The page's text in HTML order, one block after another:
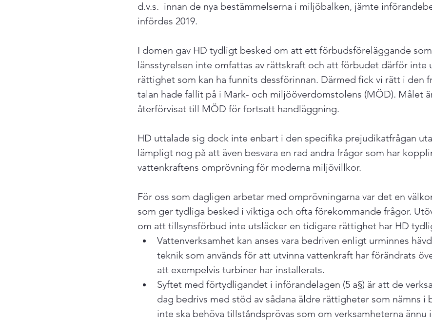
d.v.s.  innan de nya bestämmelserna i miljöbalken, jämte
infördes 2019.
I domen gav HD tydligt besked om att ett förbudsföreläggande
länsstyrelsen inte omfattas av rättskraft och att förbudet därför inte
rättighet som kan ha funnits dessförinnan. Därmed fick vi rätt i den
talan hade fallit på i Mark- och miljööverdomstolens (MÖD). Målet
återförvisat till MÖD för fortsatt handläggning.
HD uttalade sig dock inte enbart i den specifika prejudikatfrågan
lämpligt nog på att även besvara en rad andra frågor som har
vattenkraftens omprövning för moderna miljövillkor.
För oss som dagligen arbetar med omprövningarna var det en
som ger tydliga besked i viktiga och ofta förekommande frågor.
om att tillsynsförbud inte utsläcker en tidigare rättighet har HD
Vattenverksamhet kan anses vara bedriven enligt urminnes
teknik som används för att utvinna vattenkraft har förändrats
att exempelvis turbiner har installerats.
Syftet med förtydligandet i införandelagen (5 a§) är att de
dag bedrivs med stöd av sådana äldre rättigheter som nämns i
inte ska behöva tillståndsprövas som om verksamheterna ännu